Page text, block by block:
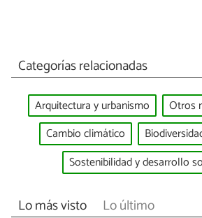
Categorías relacionadas
Arquitectura y urbanismo
Otros
Cambio climático
Sostenibilidad y desarrollo
Lo más visto Lo último